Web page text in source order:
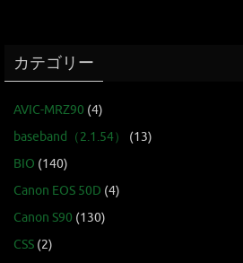
カテゴリー
AVIC-MRZ90 (4)
baseband（2.1.54）
(13)
BIO (140)
Canon EOS 50D (4)
Canon S90 (130)
CSS (2)